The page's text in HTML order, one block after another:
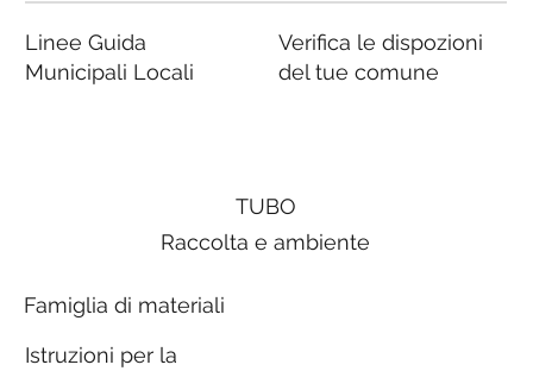
Linee Guida
Municipali Locali
Verifica le dispozioni
del tue comune
TUBO
Raccolta e ambiente
Famiglia di materiali
Istruzioni per la